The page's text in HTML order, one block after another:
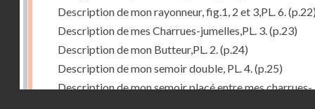
Description de mon rayonneur, fig.1, 2 et 3,PL. 6.
Description de mes Charrues-jumelles,PL. 3. (p.23)
Description de mon Butteur,PL. 2. (p.24)
Description de mon semoir double, PL. 4. (p.25)
Description de mon semoir placé entre mes charrues-